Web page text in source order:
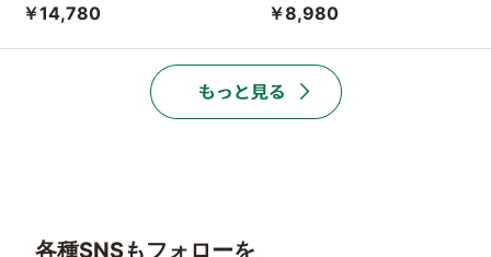
￥14,780 ￥8,980
各種SNSもフォローを